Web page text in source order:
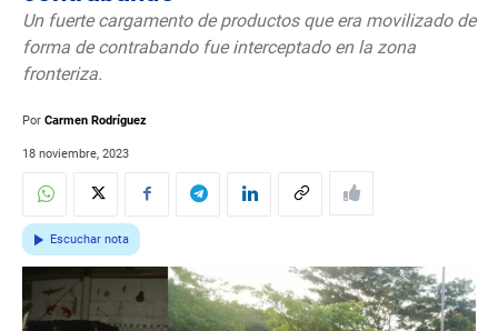
Un fuerte cargamento de productos que era movilizado de
forma de contrabando fue interceptado en la zona
fronteriza.
Por Carmen Rodríguez
18 noviembre, 2023
Escuchar nota